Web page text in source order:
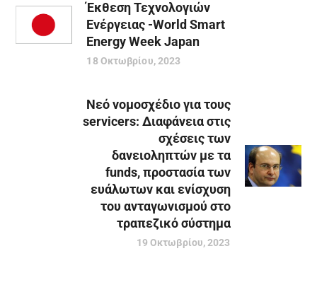
Έκθεση Τεχνολογιών
Ενέργειας -World Smart
Energy Week Japan
18 Οκτωβρίου, 2023
Νεό νομοσχέδιο για τους
servicers: Διαφάνεια στις
σχέσεις των
δανειοληπτών με τα
funds, προστασία των
ευάλωτων και ενίσχυση
του ανταγωνισμού στο
τραπεζικό σύστημα
19 Οκτωβρίου, 2023